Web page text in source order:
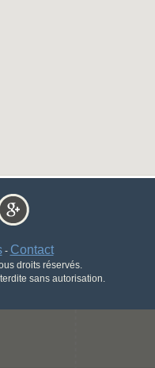
- Contact
droits réservés.
sans autorisation.